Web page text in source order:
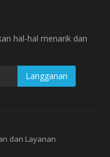
hal-hal menarik dan
dan Layanan